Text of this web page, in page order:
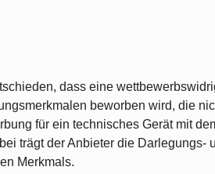
dass eine
beworben wird, die
für ein technisches Gerät mit
trägt der Anbieter die Darlegungs-
Merkmals.